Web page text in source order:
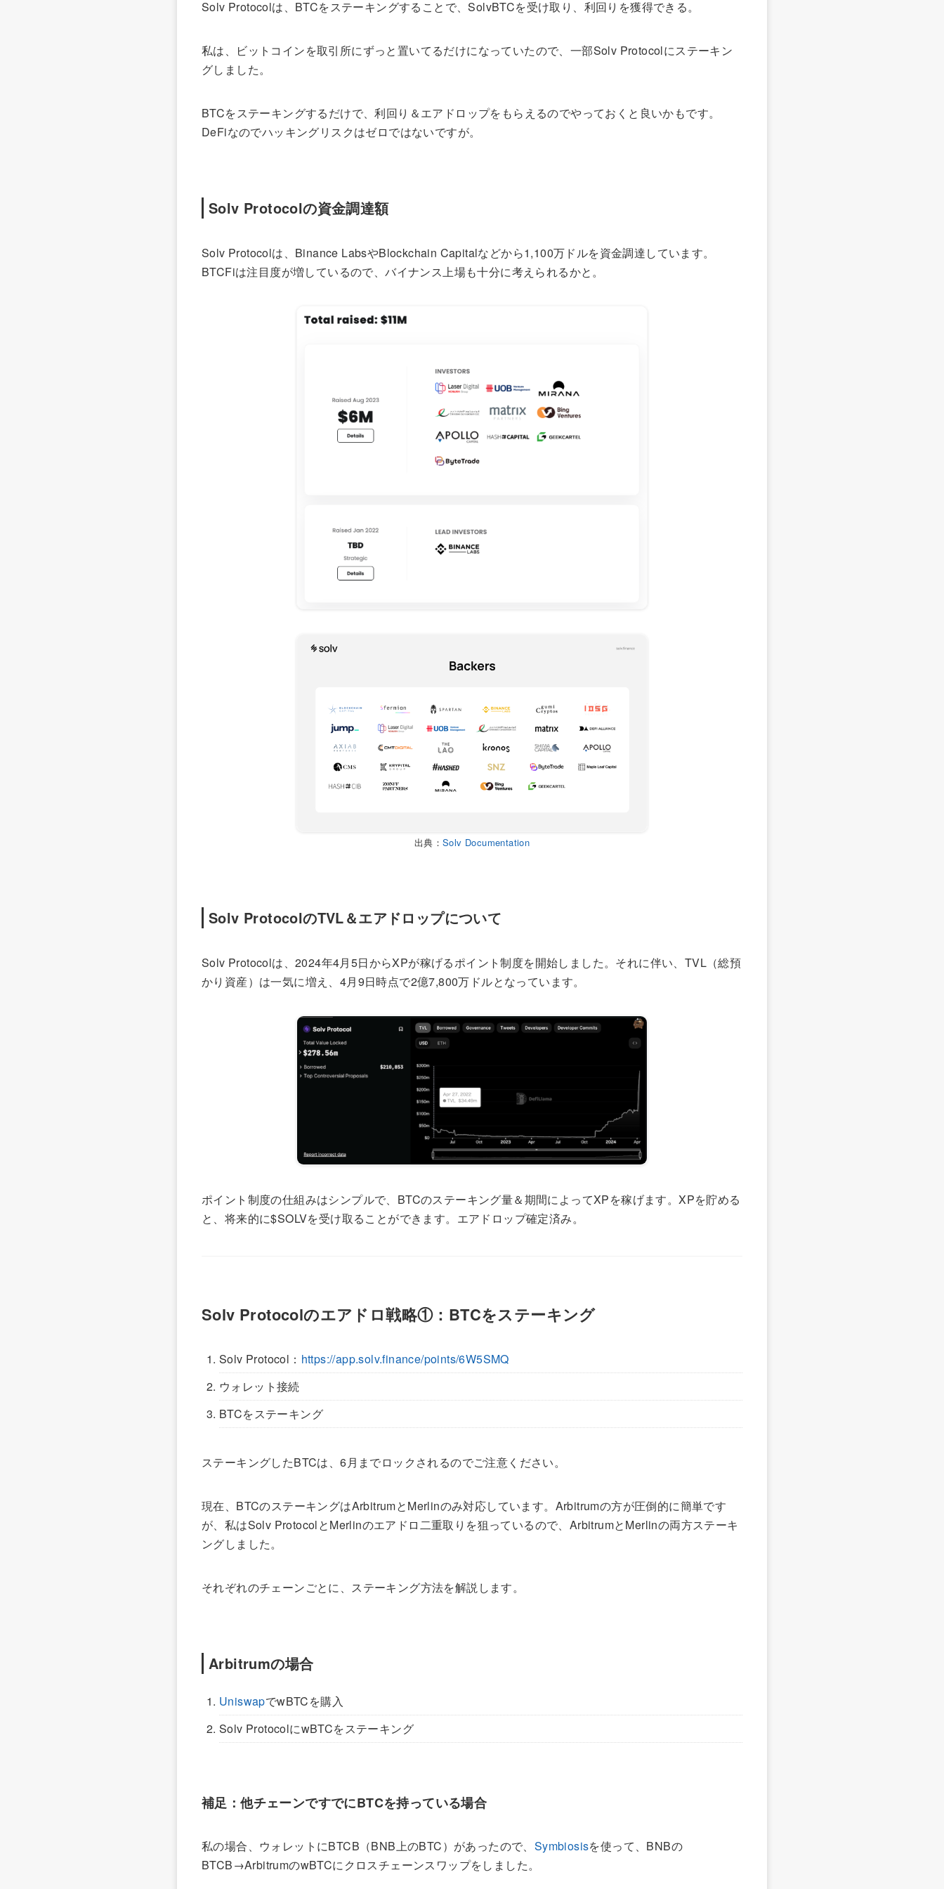
Solv Protocolは、BTCをステーキングすることで、SolvBTCを受け取り、利回りを獲得できる。
私は、ビットコインを取引所にずっと置いてるだけになっていたので、一部Solv Protocolにステーキン
グしました。
BTCをステーキングするだけで、利回り＆エアドロップをもらえるのでやっておくと良いかもです。
DeFiなのでハッキングリスクはゼロではないですが。
Solv Protocolの資金調達額
Solv Protocolは、Binance LabsやBlockchain Capitalなどから1,100万ドルを資金調達しています。
BTCFiは注目度が増しているので、バイナンス上場も十分に考えられるかと。
出典： Solv Documentation
Solv ProtocolのTVL＆エアドロップについて
Solv Protocolは、2024年4月5日からXPが稼げるポイント制度を開始しました。それに伴い、TVL（総預
かり資産）は一気に増え、4月9日時点で2億7,800万ドルとなっています。
ポイント制度の仕組みはシンプルで、BTCのステーキング量＆期間によってXPを稼げます。XPを貯める
と、将来的に$SOLVを受け取ることができます。エアドロップ確定済み。
Solv Protocolのエアドロ戦略①：BTCをステーキング
Solv Protocol： https://app.solv.finance/points/6W5SMQ
ウォレット接続
BTCをステーキング
ステーキングしたBTCは、6月までロックされるのでご注意ください。
現在、BTCのステーキングはArbitrumとMerlinのみ対応しています。Arbitrumの方が圧倒的に簡単です
が、私はSolv ProtocolとMerlinのエアドロ二重取りを狙っているので、ArbitrumとMerlinの両方ステーキ
ングしました。
それぞれのチェーンごとに、ステーキング方法を解説します。
Arbitrumの場合
UniswapでwBTCを購入
Solv ProtocolにwBTCをステーキング
補足：他チェーンですでにBTCを持っている場合
私の場合、ウォレットにBTCB（BNB上のBTC）があったので、 Symbiosisを使って、BNBの
BTCB→ArbitrumのwBTCにクロスチェーンスワップをしました。